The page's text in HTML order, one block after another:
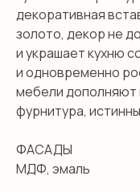
декоративная
золото, декор не
и украшает кухню
и одновременно
мебели дополняют
фурнитура,
ФАСАДЫ
МДФ, эмаль